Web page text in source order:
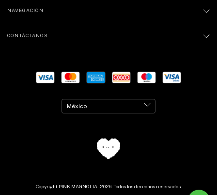
NAVEGACIÓN
CONTÁCTANOS
Copyright PINK MAGNOLIA - 2026. Todos los derechos reservados.